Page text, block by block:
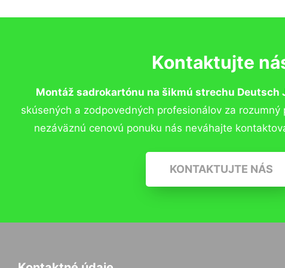
Kontaktujte
Montáž sadrokartónu na šikmú strechu Deutsch
skúsených a zodpovedných profesionálov za rozumný
nezáväznú cenovú ponuku nás neváhajte
KONTAKTUJTE NÁS